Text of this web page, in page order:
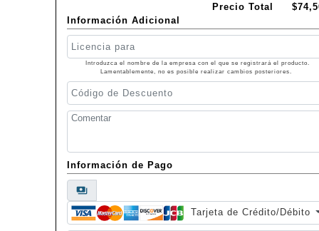
Precio Total
Información Adicional
Introduzca el nombre de la empresa con el que se registrará el producto.
Lamentablemente, no es posible realizar cambios posteriores.
Información de Pago
payments
Tarjeta de Crédito/Débito